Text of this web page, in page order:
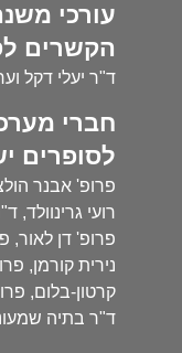
עורכי
הקשרים
ד"ר יעלי דקל
חברי
לסופרים
פרופ' אבנר
רועי גרינוולד,
פרופ' דן לאור,
נירית קורמן,
קרטון-בלום,
ד"ר בתיה